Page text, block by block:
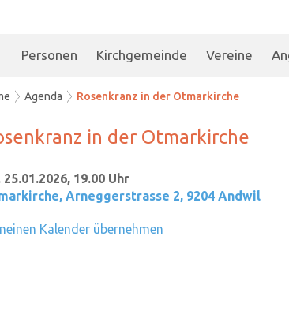
Personen Kirchgemeinde Vereine
Agenda Rosenkranz in der Otmarkirche
in der Otmarkirche
25.01.2026, 19.00 Uhr
, Arneggerstrasse 2, 9204 Andwil
Kalender übernehmen